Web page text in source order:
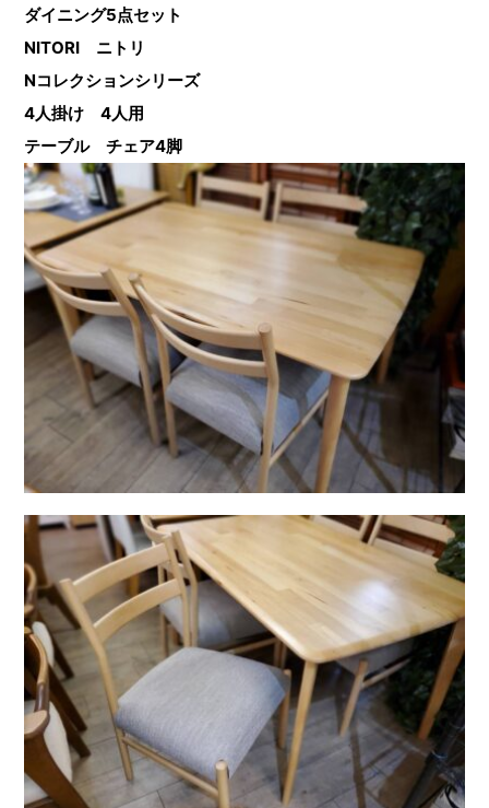
ダイニング5点セット
NITORI ニトリ
Nコレクションシリーズ
4人掛け 4人用
テーブルチェア4脚